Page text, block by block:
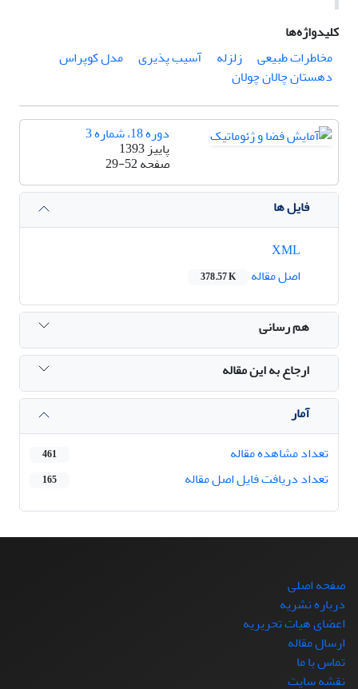
کلیدواژه‌ها
مخاطرات طبیعی
زلزله آسیب پذیری
مدل کوپراس
دهستان چالان چولان
دوره 18، شماره 3
پاییز 1393
صفحه29-52
فایل ها
اصل مقاله
378.57 K
هم رسانی
ارجاع به این مقاله
آمار
تعداد مشاهده مقاله
461
تعداد دریافت فایل اصل مقاله 165
صفحه اصلی
درباره نشریه
اعضای هیات تحریریه
ارسال مقاله
تماس با ما
نقشه سایت